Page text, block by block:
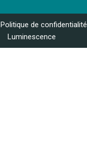
Politique de confidentialité
Luminescence